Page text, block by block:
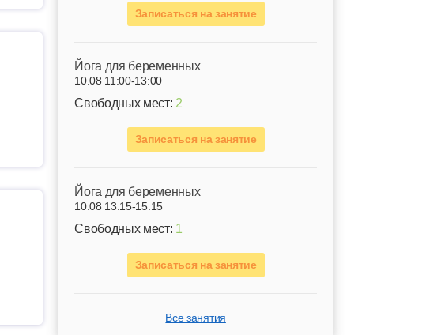
Записаться на занятие
Йога для беременных
10.08 11:00-13:00
Свободных мест: 2
Записаться на занятие
Йога для беременных
10.08 13:15-15:15
Свободных мест: 1
Записаться на занятие
Все занятия